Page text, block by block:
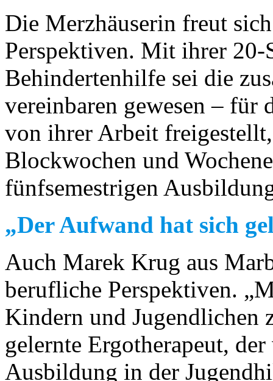
Die Merzhäuserin freut
Perspektiven. Mit ihrer 20-
Behindertenhilfe sei die
vereinbaren gewesen – für
von ihrer Arbeit
Blockwochen und
fünfsemestrigen
„Der Aufwand hat sich
Auch Marek Krug aus
berufliche Perspektiven.
Kindern und Jugendlichen
gelernte Ergotherapeut,
Ausbildung in der